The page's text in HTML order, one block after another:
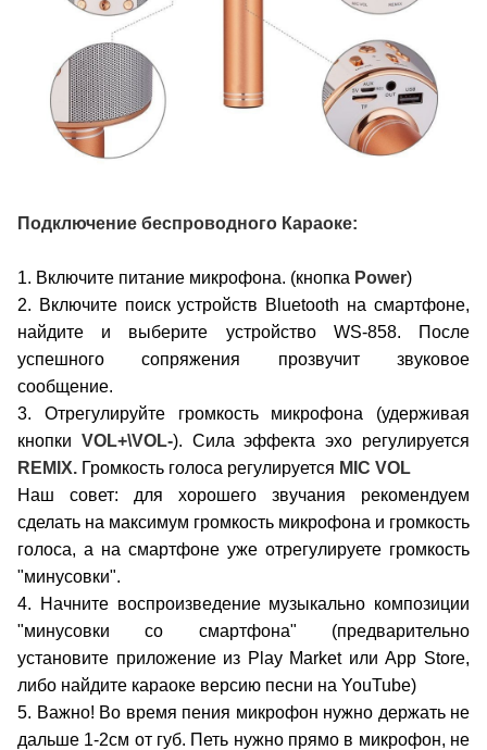
Подключение беспроводного Караоке:
1. Включите питание микрофона. (кнопка Power)
2. Включите поиск устройств Bluetooth на смартфоне,
найдите и выберите устройство WS-858. После
успешного сопряжения прозвучит звуковое
сообщение.
3. Отрегулируйте громкость микрофона (удерживая
кнопки VOL+\VOL-). Сила эффекта эxo регулируется
REMIX. Громкость голоса регулируется MIC VOL
Наш совет: для хорошего звучания рекомендуем
сделать на максимум громкость микрофона и громкость
голоса, а на смартфоне уже отрегулируете громкость
"минусовки".
4. Начните воспроизведение музыкально композиции
"минусовки со смартфона" (предварительно
установите приложение из Play Market или App Store,
либо найдите караоке версию песни на YouTube)
5. Важно! Во время пения микрофон нужно держать не
дальше 1-2см от губ. Петь нужно прямо в микрофон, не